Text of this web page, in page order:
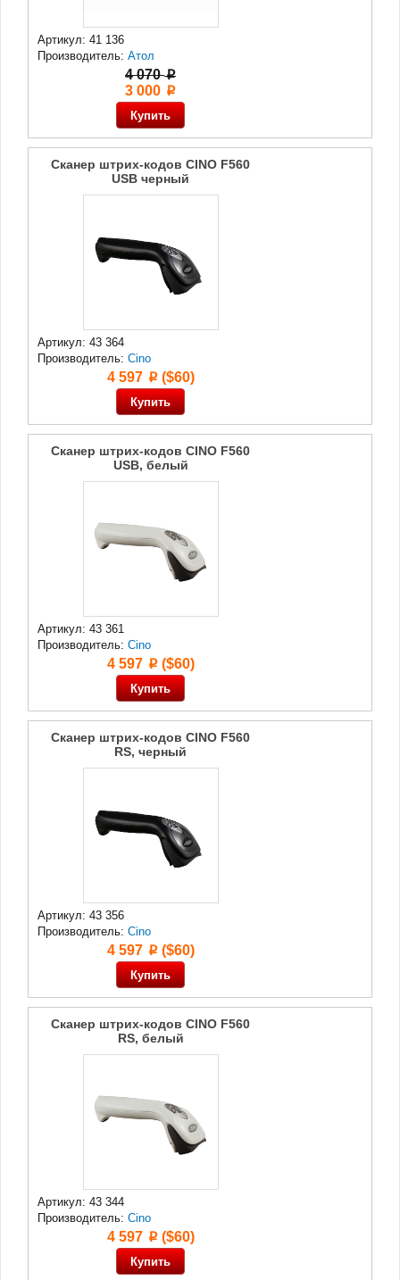
Артикул: 41 136
Производитель: Атол
4 070p
3 000 p
Сканер штрих-кодов CINO F560
USB черный
Артикул: 43 364
Производитель: Cino
4 597 p($60)
Сканер штрих-кодов CINO F560
USB, белый
Артикул: 43 361
Производитель: Cino
4 597 p($60)
Сканер штрих-кодов CINO F560
RS, черный
Артикул: 43 356
Производитель: Cino
4 597 p($60)
Сканер штрих-кодов CINO F560
RS, белый
Артикул: 43 344
Производитель: Cino
4 597 p($60)